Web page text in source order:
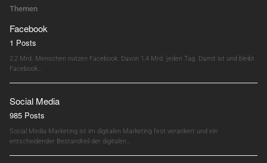
Themen
Facebook
1 Posts
2,2 Mrd. Menschen nutzen Facebook. Davon 1,4 Mrd. jeden Tag. Damit ist und bleibt
Facebook…
Social Media
985 Posts
Social Media Marketing ist im digitalen Marketing fest verankert und ein
entscheidender Bestandteil der digitalen…